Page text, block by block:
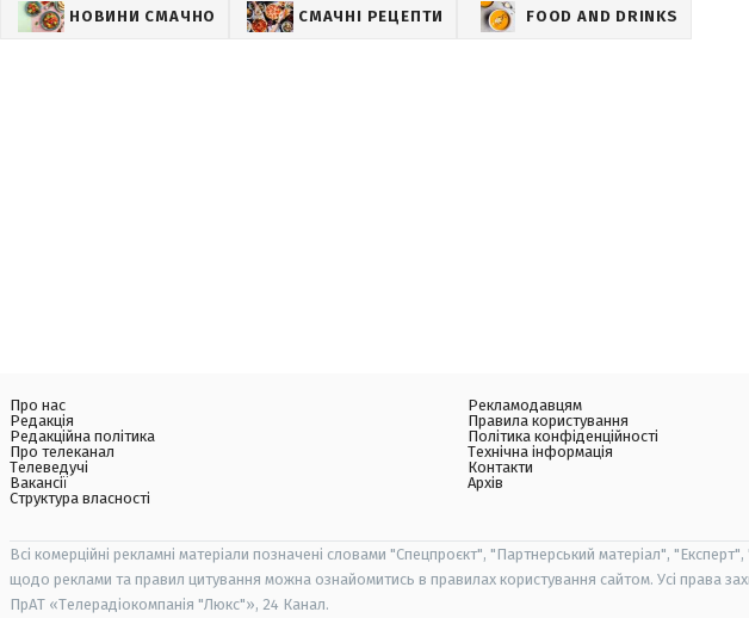
НОВИНИ СМАЧНО СМАЧНІ РЕЦЕПТИ FOOD AND DRINKS
Про нас
Редакція
Редакційна політика
Про телеканал
Телеведучі
Вакансії
Структура власності
Рекламодавцям
Правила користування
Політика конфіденційності
Технічна інформація
Контакти
Архів
Всі комерційні рекламні матеріали позначені словами "Спецпроєкт", "Партнерський матеріал",
щодо реклами та правил цитування можна ознайомитись в правилах користування сайтом. Усі права
ПрАТ «Телерадіокомпанія "Люкс"», 24 Канал.